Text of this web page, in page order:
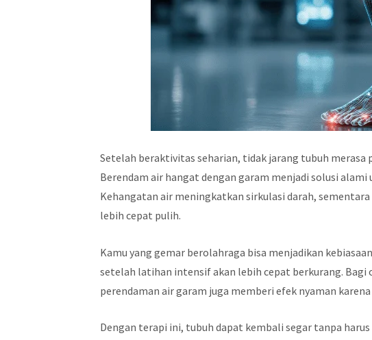
Setelah beraktivitas seharian, tidak jarang tubuh merasa
Berendam air hangat dengan garam menjadi solusi
Kehangatan air meningkatkan sirkulasi darah,
lebih cepat pulih.
Kamu yang gemar berolahraga bisa menjadikan
setelah latihan intensif akan lebih cepat berkurang. Bagi
perendaman air garam juga memberi efek nyaman
Dengan terapi ini, tubuh dapat kembali segar tanpa